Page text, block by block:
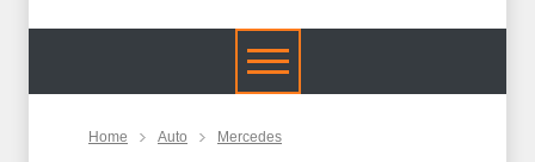
Home Auto Mercedes